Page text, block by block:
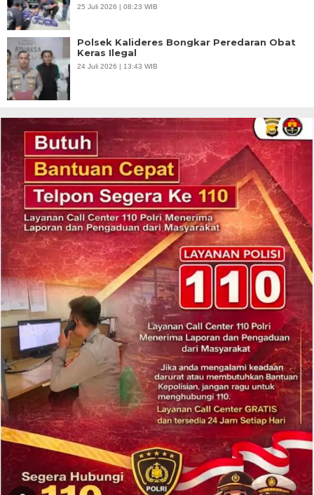
25 Juli 2026 | 08:23 WIB
Polsek Kalideres Bongkar Peredaran Obat
Keras Ilegal
24 Juli 2026 | 13:43 WIB